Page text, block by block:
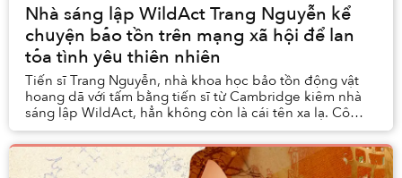
Nhà sáng lập WildAct Trang Nguyễn kể
chuyện bảo tồn trên mạng xã hội để lan
tỏa tình yêu thiên nhiên
Tiến sĩ Trang Nguyễn, nhà khoa học bảo tồn động vật
hoang dã với tấm bằng tiến sĩ từ Cambridge kiêm nhà
sáng lập WildAct, hẳn không còn là cái tên xa lạ. Cô
từng lọt top 30 Dưới 30 của Forbes Châu Á, ...